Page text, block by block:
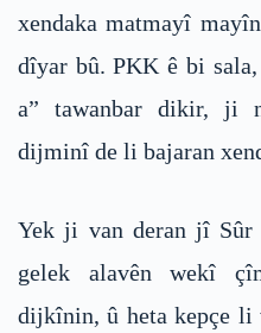
xendaka matmayî
dîyar bû. PKK ê bi
a” tawanbar dikir, ji
dijminî de li bajaran
Yek ji van deran jî
gelek alavên wekî
dijkînin, û heta kepçe li